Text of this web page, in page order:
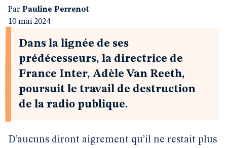
Par Pauline Perrenot
10 mai 2024
Dans la lignée de ses
prédécesseurs, la directrice de
France Inter, Adèle Van Reeth,
poursuit le travail de destruction
de la radio publique.
D’aucuns diront aigrement qu’il ne restait plus